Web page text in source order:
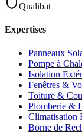
Qualibat
Expertises
Panneaux
Pompe à
Isolation
Fenêtres &
Toiture &
Plomberie &
Climatisation
Borne de